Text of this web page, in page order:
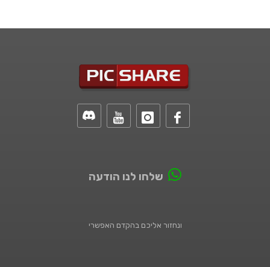
שלחו לנו הודעה
ונחזור אליכם בהקדם האפשרי